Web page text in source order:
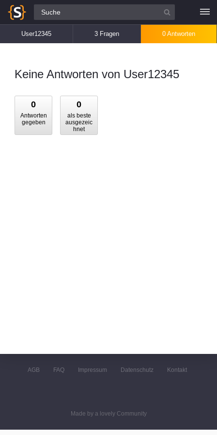
Alle Fragen
User12345 3 Fragen 0 Antworten
Keine Antworten von User12345
0
Antworten
gegeben
0
als beste
ausgezeic
hnet
AGB FAQ Impressum Datenschutz Kontakt
Made by a lovely Community